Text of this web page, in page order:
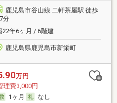
鹿児島市谷山線 二軒茶屋駅 徒歩
分
22年6ヶ月 / 6階建
鹿児島県鹿児島市新栄町
万円
理費3,000円
1ヶ月
なし